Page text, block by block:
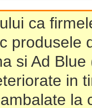
ca
produsele
si Ad
in
la